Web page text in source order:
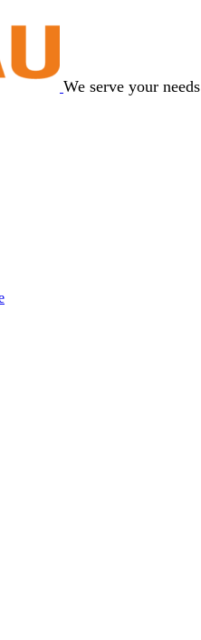
We serve your needs